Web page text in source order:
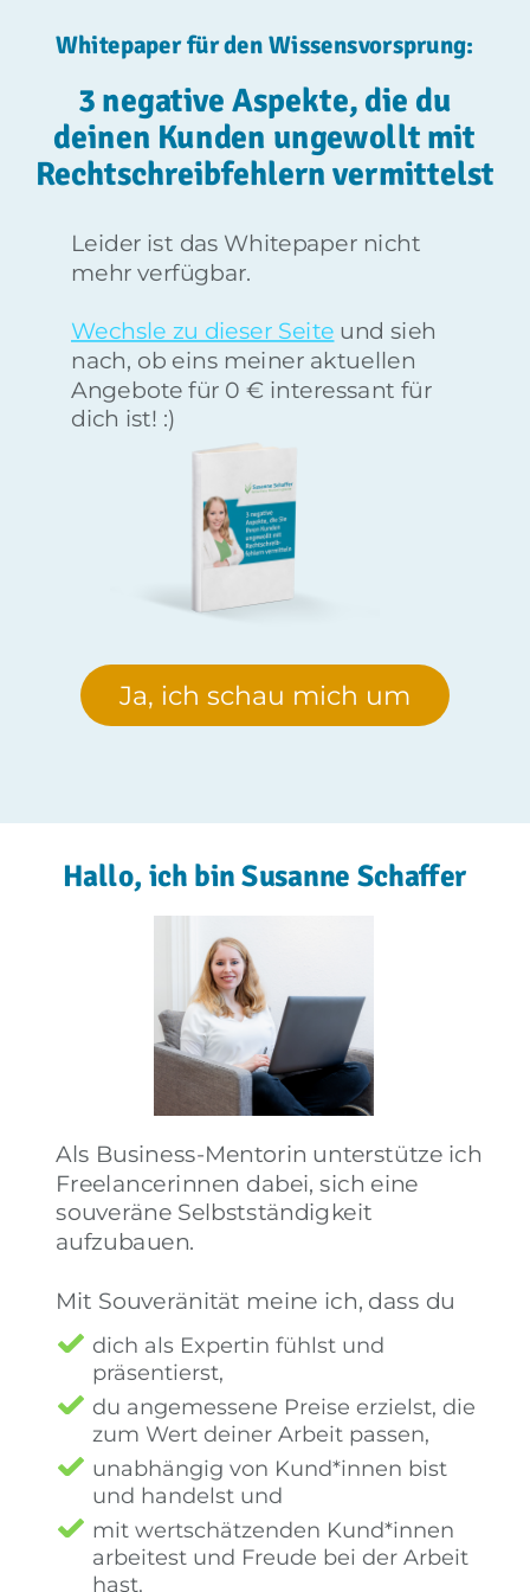
Whitepaper für den Wissensvorsprung:
3 negative Aspekte, die du
deinen Kunden ungewollt mit
Rechtschreibfehlern vermittelst
Leider ist das Whitepaper nicht
mehr verfügbar.
Wechsle zu dieser Seite und sieh
nach, ob eins meiner aktuellen
Angebote für 0 € interessant für
dich ist! :)
Ja, ich schau mich um
Hallo, ich bin Susanne Schaffer
Als Business-Mentorin unterstütze ich
Free­lance­rinnen dabei, sich eine
souve­räne Selbst­ständig­keit
aufzubauen.
Mit Souve­rä­ni­tät meine ich, dass du
dich als Expertin fühlst und
präsentierst,
du ange­messene Preise erzielst, die
zum Wert deiner Arbeit passen,
unab­hängig von Kund*innen bist
und handelst und
mit wert­schätzenden Kund*innen
arbeitest und Freude bei der Arbeit
hast.